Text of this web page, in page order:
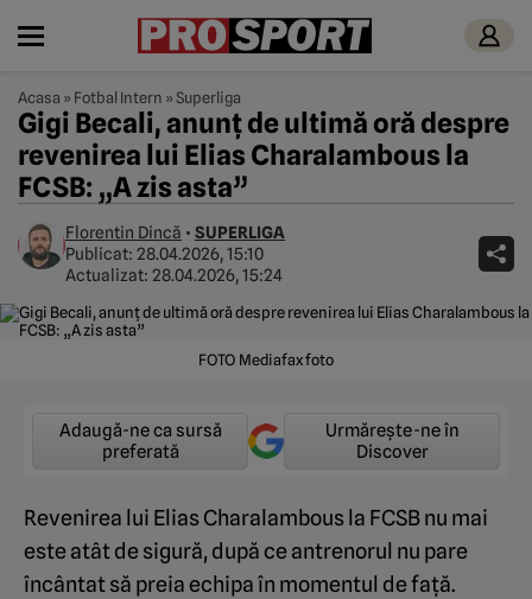
Acasa » Fotbal Intern »Superliga
Gigi Becali, anunț de ultimă oră despre
revenirea lui Elias Charalambous la
FCSB: „A zis asta”
Florentin Dincă • SUPERLIGA
Publicat: 28.04.2026, 15:10
Actualizat: 28.04.2026, 15:24
FOTO Mediafax foto
Adaugă-ne ca sursă
preferată
Urmărește-ne în
Discover
Revenirea lui Elias Charalambous la FCSB nu mai
este atât de sigură, după ce antrenorul nu pare
încântat să preia echipa în momentul de față.